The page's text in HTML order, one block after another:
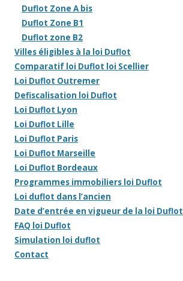
Duflot Zone A bis
Duflot Zone B1
Duflot zone B2
Villes éligibles à la loi Duflot
Comparatif loi Duflot loi Scellier
Loi Duflot Outremer
Defiscalisation loi Duflot
Loi Duflot Lyon
Loi Duflot Lille
Loi Duflot Paris
Loi Duflot Marseille
Loi Duflot Bordeaux
Programmes immobiliers loi Duflot
Loi duflot dans l’ancien
Date d’entrée en vigueur de la loi Duflot
FAQ loi Duflot
Simulation loi duflot
Contact